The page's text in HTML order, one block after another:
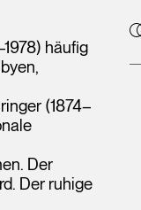
häufig
(1874–
Der
Der ruhige